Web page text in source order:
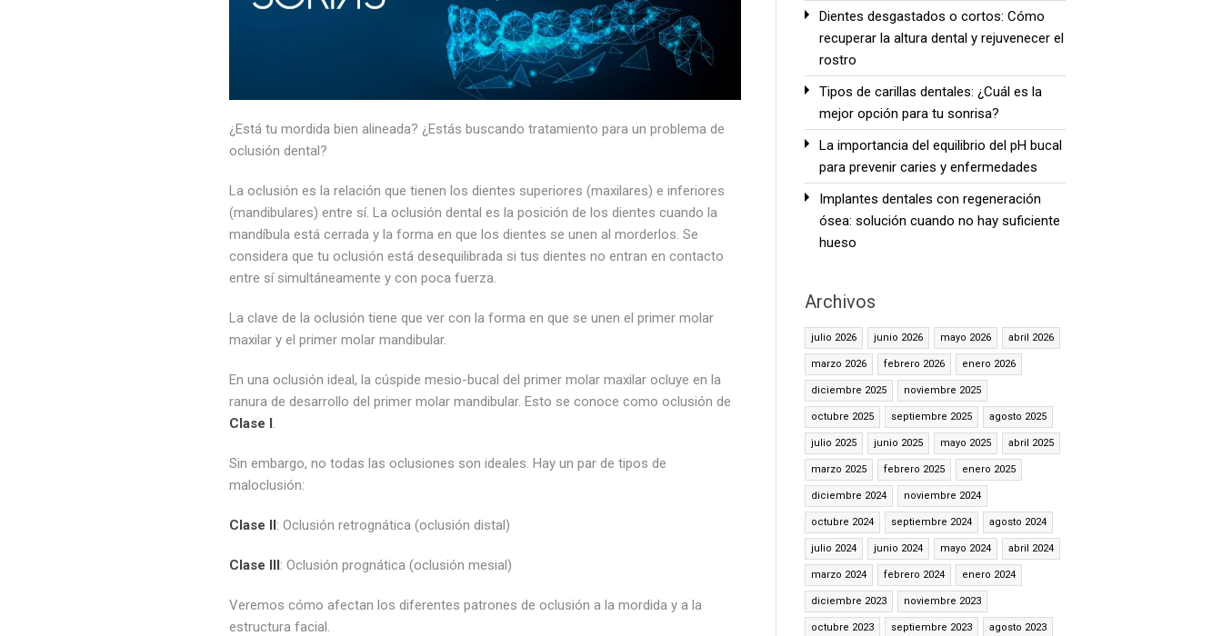
¿Está tu mordida bien alineada? ¿Estás buscando tratamiento para un problema de
oclusión dental?
La oclusión es la relación que tienen los dientes superiores (maxilares) e inferiores
(mandibulares) entre sí. La oclusión dental es la posición de los dientes cuando la
mandíbula está cerrada y la forma en que los dientes se unen al morderlos. Se
considera que tu oclusión está desequilibrada si tus dientes no entran en contacto
entre sí simultáneamente y con poca fuerza.
La clave de la oclusión tiene que ver con la forma en que se unen el primer molar
maxilar y el primer molar mandibular.
En una oclusión ideal, la cúspide mesio-bucal del primer molar maxilar ocluye en la
ranura de desarrollo del primer molar mandibular. Esto se conoce como oclusión de
Clase I
Sin embargo, no todas las oclusiones son ideales. Hay un par de tipos de
maloclusión:
Clase II: Oclusión retrognática (oclusión distal)
Clase III: Oclusión prognática (oclusión mesial)
Veremos cómo afectan los diferentes patrones de oclusión a la mordida y a la
estructura facial.
Dientes desgastados o cortos: Cómo
recuperar la altura dental y rejuvenecer el
rostro
Tipos de carillas dentales: ¿Cuál es la
mejor opción para tu sonrisa?
La importancia del equilibrio del pH bucal
para prevenir caries y enfermedades
Implantes dentales con regeneración
ósea: solución cuando no hay suficiente
hueso
Archivos
julio 2026 junio 2026 mayo 2026 abril 2026
marzo 2026 febrero 2026 enero 2026
diciembre 2025 noviembre 2025
octubre 2025 septiembre 2025 agosto 2025
julio 2025 junio 2025 mayo 2025 abril 2025
marzo 2025 febrero 2025 enero 2025
diciembre 2024 noviembre 2024
octubre 2024 septiembre 2024 agosto 2024
julio 2024 junio 2024 mayo 2024 abril 2024
marzo 2024 febrero 2024 enero 2024
diciembre 2023 noviembre 2023
octubre 2023 septiembre 2023 agosto 2023